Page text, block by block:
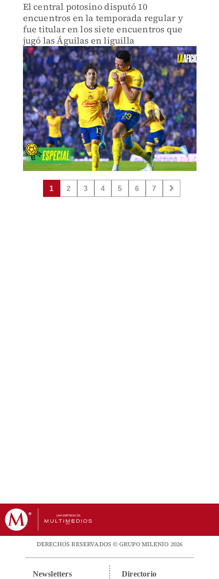
El central potosino disputó 10
encuentros en la temporada regular y
fue titular en los siete encuentros que
jugó las Águilas en liguilla
1 2 3 4 5 6 7
DERECHOS RESERVADOS © GRUPO MILENIO 2026
Newsletters Directorio